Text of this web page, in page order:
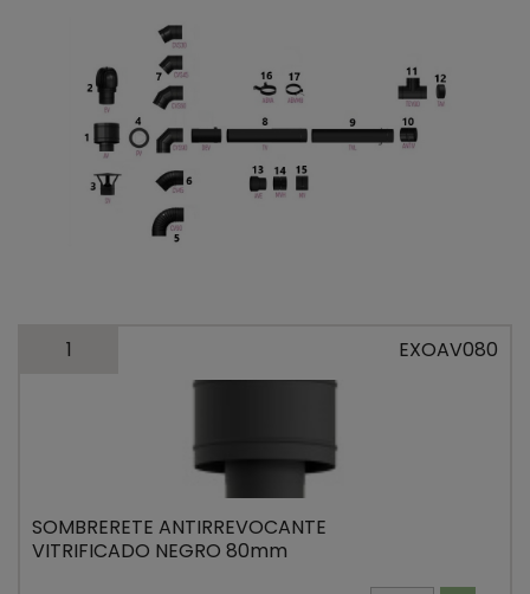
1 EXOAV080
SOMBRERETE ANTIRREVOCANTE
VITRIFICADO NEGRO 80mm